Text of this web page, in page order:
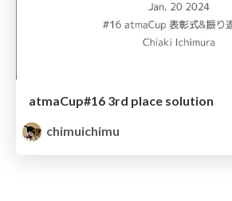
atmaCup#16 3rd place solution
chimuichimu